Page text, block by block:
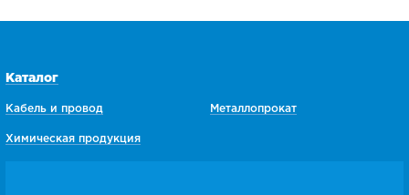
Каталог
Кабель и провод
Химическая продукция
Металлопрокат